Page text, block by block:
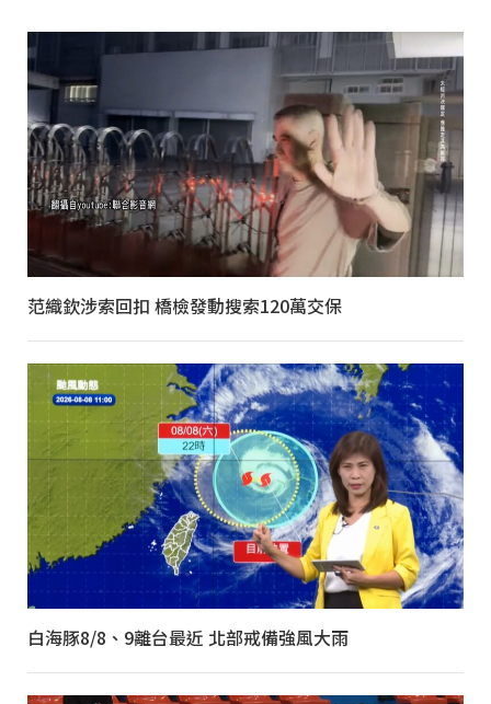
范織欽涉索回扣 橋檢發動搜索120萬交保
白海豚8/8、9離台最近 北部戒備強風大雨